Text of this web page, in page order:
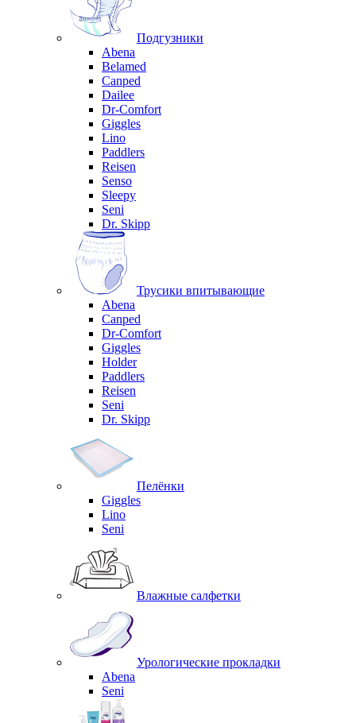
Подгузники
Abena
Belamed
Canped
Dailee
Dr-Comfort
Giggles
Lino
Paddlers
Reisen
Senso
Sleepy
Seni
Dr. Skipp
Трусики впитывающие
Abena
Canped
Dr-Comfort
Giggles
Holder
Paddlers
Reisen
Seni
Dr. Skipp
Пелёнки
Giggles
Lino
Seni
Влажные салфетки
Урологические прокладки
Abena
Seni